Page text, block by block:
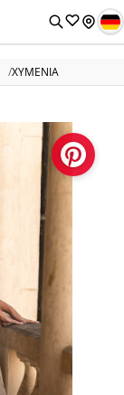
XYMENIA